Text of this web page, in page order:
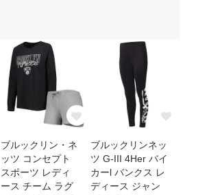
ブルックリン・ネ
ッツ コンセプト
スポーツ レディ
ース チーム ラグ
ブルックリンネッ
ツ G-III 4Her バイ
カーl バンクス レ
ディース ジャン